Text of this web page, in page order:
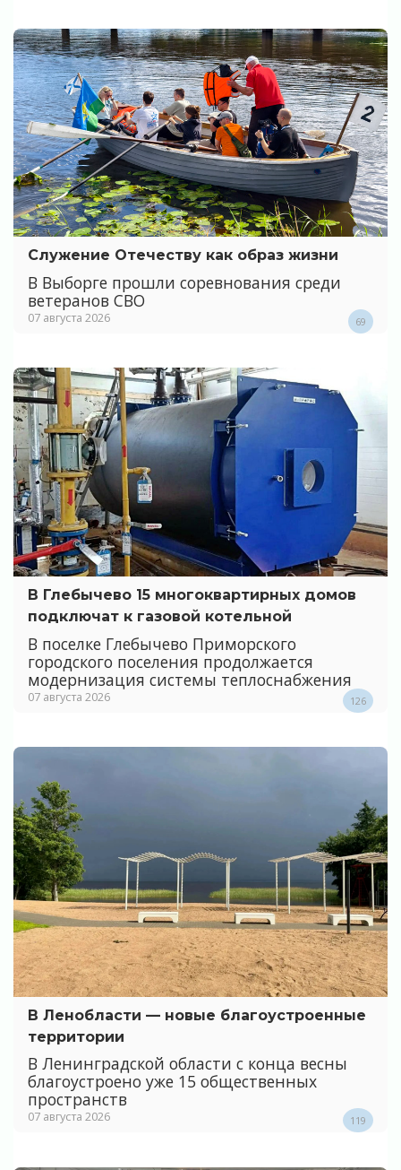
Служение Отечеству как образ жизни
В Выборге прошли соревнования среди
ветеранов СВО
07 августа 2026 69
В Глебычево 15 многоквартирных домов
подключат к газовой котельной
В поселке Глебычево Приморского
городского поселения продолжается
модернизация системы теплоснабжения
07 августа 2026 126
В Ленобласти — новые благоустроенные
территории
В Ленинградской области с конца весны
благоустроено уже 15 общественных
пространств
07 августа 2026 119